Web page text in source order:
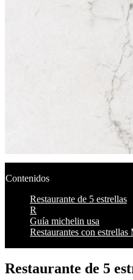
Contenidos
Restaurante de 5 estrellas
R
Guía michelin usa
Restaurantes con
Restaurante de 5